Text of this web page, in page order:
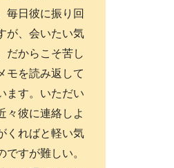
毎日彼に振り回
が、会いたい気
だからこそ苦し
モを読み返して
ます。いただい
々彼に連絡しよ
くればと軽い気
すが難しい。